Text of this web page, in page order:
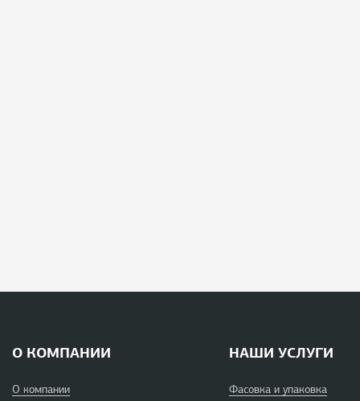
О КОМПАНИИ
О компании
НАШИ УСЛУГИ
Фасовка и упаковка